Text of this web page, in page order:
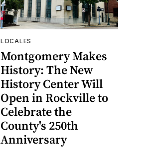
LOCALES
Montgomery Makes
History: The New
History Center Will
Open in Rockville to
Celebrate the
County's 250th
Anniversary